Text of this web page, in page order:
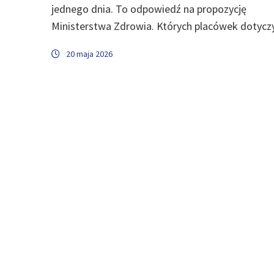
jednego dnia. To odpowiedź na propozycję
Ministerstwa Zdrowia. Których placówek
20 maja 2026